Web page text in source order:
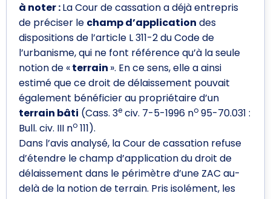
à noter :La Cour de cassation a déjà entrepris
de préciser le champ d’application des
dispositions de l’article L 311-2 du Code de
l’urbanisme, qui ne font référence qu’à la seule
notion de «terrain ». En ce sens, elle a ainsi
estimé que ce droit de délaissement pouvait
également bénéficier au propriétaire d’un
terrain bâti (Cass. 3e civ. 7-5-1996 no 95-70.031 :
Bull. civ. III no 111).
Dans l’avis analysé, la Cour de cassation refuse
d’étendre le champ d’application du droit de
délaissement dans le périmètre d’une ZAC au-
delà de la notion de terrain. Pris isolément, les